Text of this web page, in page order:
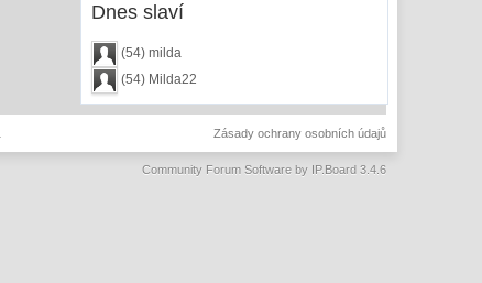
Dnes slaví
(54) milda
(54) Milda22
Zásady ochrany osobních údajů
Community Forum Software by IP.Board 3.4.6